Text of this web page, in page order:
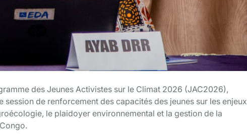
des Jeunes Activistes sur le Climat 2026 (JAC2026),
session de renforcement des capacités des jeunes sur les enjeux
le plaidoyer environnemental et la gestion de la